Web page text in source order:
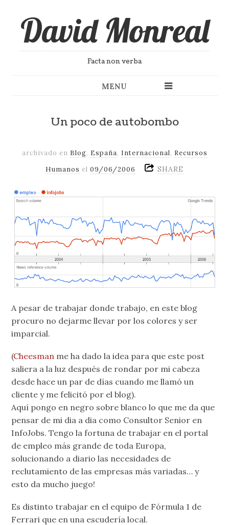
David Monreal
Facta non verba
MENU
Un poco de autobombo
archivado en Blog, España, Internacional, Recursos
Humanos el09/06/2006 SHARE
A pesar de trabajar donde trabajo, en este blog
procuro no dejarme llevar por los colores y ser
imparcial.
(Cheesman me ha dado la idea para que este post
saliera a la luz después de rondar por mi cabeza
desde hace un par de días cuando me llamó un
cliente y me felicitó por el blog).
Aquí pongo en negro sobre blanco lo que me da que
pensar de mi dia a dia como Consultor Senior en
InfoJobs. Tengo la fortuna de trabajar en el portal
de empleo más grande de toda Europa,
solucionando a diario las necesidades de
reclutamiento de las empresas más variadas… y
esto da mucho juego!
Es distinto trabajar en el equipo de Fórmula 1 de
Ferrari que en una escudería local.